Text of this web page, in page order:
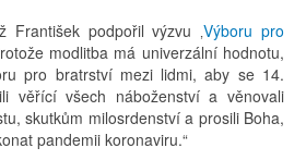
František podpořil výzvu ‚Výboru pro
modlitba má univerzální hodnotu,
pro bratrství mezi lidmi, aby se 14.
věřící všech náboženství a věnovali
skutkům milosrdenství a prosili Boha,
pandemii koronaviru.“